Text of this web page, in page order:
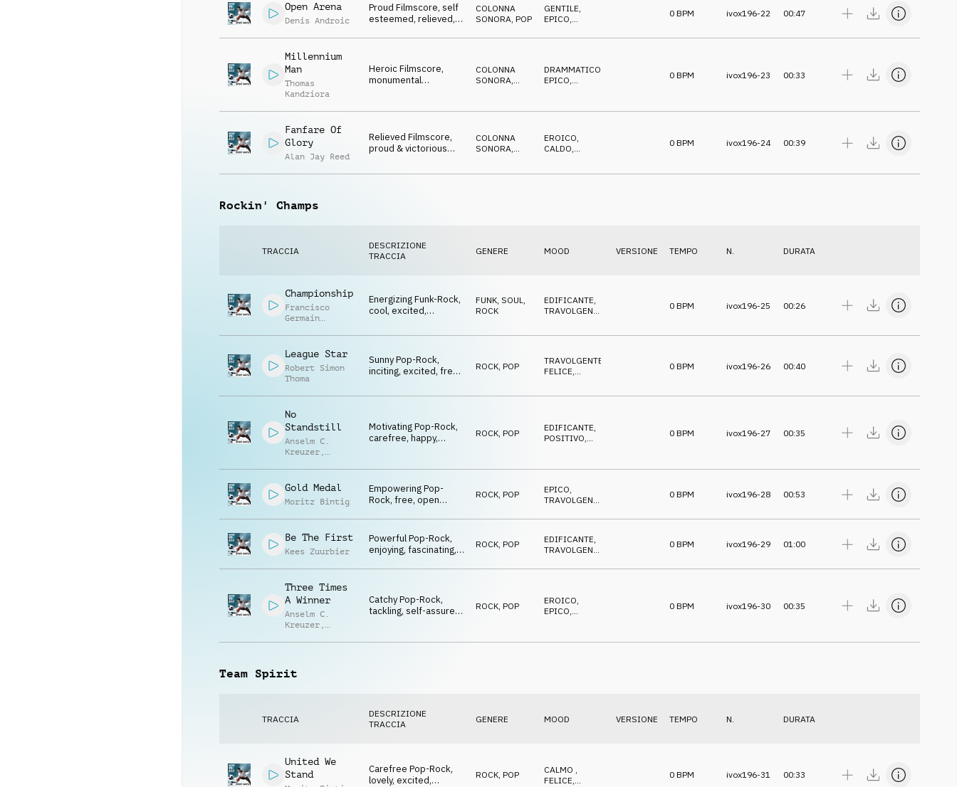
Open Arena
Denis Androic
Proud Filmscore, self
esteemed, relieved,
COLONNA
SONORA POP
GENTILE
EPICO
0 BPM ivox196-22 00:47
Millennium
Man
Thomas
Kandziora
Heroic Filmscore,
monumental
COLONNA
SONORA,
DRAMMATICO
EPICO,
0 BPM ivox196-23 00:33
Fanfare Of
Glory
Alan Jay Reed
Relieved Filmscore,
proud & victorious
home
COLONNA
SONORA
EROICO
CALDO
0 BPM ivox196-24 00:39
Rockin' Champs
TRACCIA
DESCRIZIONE
TRACCIA
GENERE MOOD VERSIONE TEMPO N. DURATA
Championship
Francisco
Germain
Energizing Funk-Rock,
cool, excited,
FUNK, SOUL,
ROCK
EDIFICANTE,
TRAVOLGENTE
0 BPM ivox196-25 00:26
League Star
Robert Simon
Thoma
Sunny Pop-Rock,
inciting, excited, free,
ROCK POP TRAVOLGENTE
FELICE,
0 BPM ivox196-26 00:40
No
Standstill
Anselm C.
Kreuzer ,
Motivating Pop-Rock,
carefree, happy,
ROCK POP EDIFICANTE,
POSITIVO,
0 BPM ivox196-27 00:35
Gold Medal
Moritz Bintig
Empowering Pop-
Rock, free, open
ROCK, POP EPICO
TRAVOLGENTE
0 BPM ivox196-28 00:53
Be The First
Kees Zuurbier
Powerful Pop-Rock,
enjoying, fascinating,
spirited
ROCK, POP EDIFICANTE
TRAVOLGENTE
0 BPM ivox196-29 01:00
Three Times
A Winner
Anselm C.
Kreuzer ,
Catchy Pop-Rock,
tackling, self-assured,
ROCK POP EROICO,
EPICO,
0 BPM ivox196-30 00:35
Team Spirit
TRACCIA
DESCRIZIONE
TRACCIA
GENERE MOOD VERSIONE TEMPO N. DURATA
United We
Stand
Carefree Pop-Rock,
lovely, excited,
ROCK, POP CALMO
FELICE
0 BPM ivox196-31 00:33